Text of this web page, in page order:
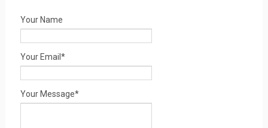
Your Name
Your Email*
Your Message*